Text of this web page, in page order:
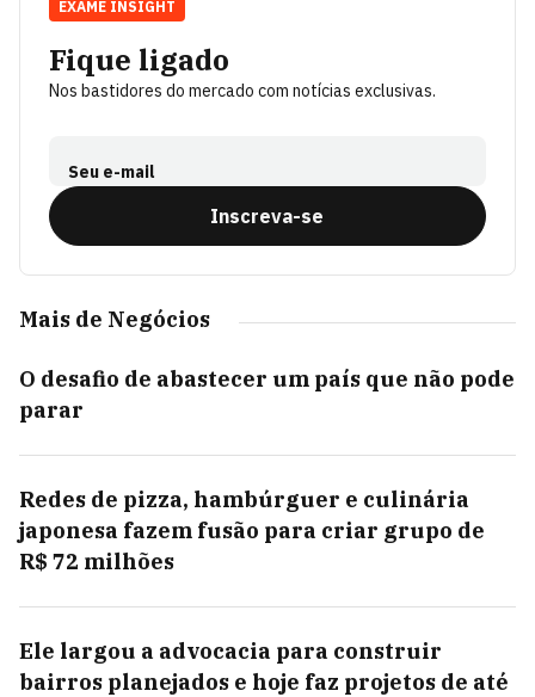
Fique ligado
Nos bastidores do mercado com notícias exclusivas.
Seu e-mail
Inscreva-se
EXAME INSIGHT
Mais de Negócios
O desafio de abastecer um país que não pode
parar
Redes de pizza, hambúrguer e culinária
japonesa fazem fusão para criar grupo de
R$ 72 milhões
Ele largou a advocacia para construir
bairros planejados e hoje faz projetos de até